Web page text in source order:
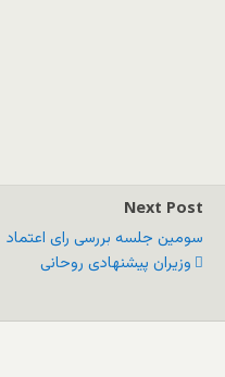
Next Post
سومین جلسه بررسی رای اعتماد
وزیران پیشنهادی روحانی